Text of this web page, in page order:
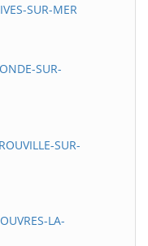
SUR-MER
SUR-
SUR-
LA-